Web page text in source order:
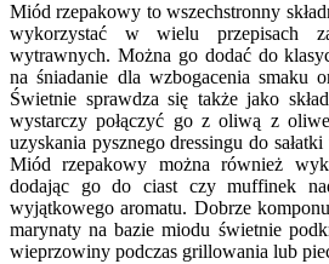
Miód rzepakowy to wszechstronny
wykorzystać w wielu przepisach
wytrawnych. Można go dodać do
na śniadanie dla wzbogacenia smaku
Świetnie sprawdza się także jako
wystarczy połączyć go z oliwą z
uzyskania pysznego dressingu do
Miód rzepakowy można również
dodając go do ciast czy muffinek
wyjątkowego aromatu. Dobrze
marynaty na bazie miodu świetnie
wieprzowiny podczas grillowania lub